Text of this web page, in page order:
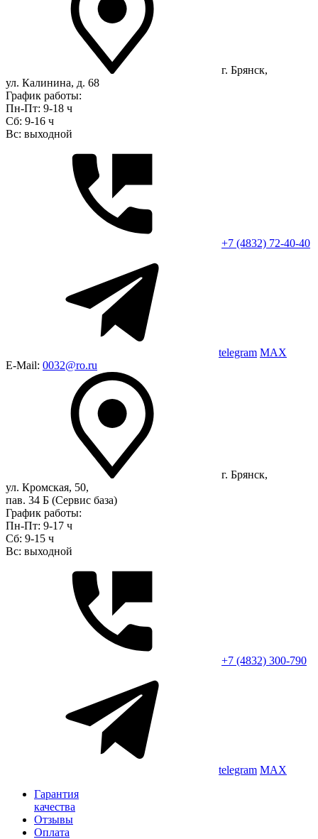
г. Брянск,
ул. Калинина, д. 68
График работы:
Пн-Пт: 9-18 ч
Сб: 9-16 ч
Вс: выходной
+7 (4832) 72-40-40
telegram MAX
E-Mail: 0032@ro.ru
г. Брянск,
ул. Кромская, 50,
пав. 34 Б (Сервис база)
График работы:
Пн-Пт: 9-17 ч
Сб: 9-15 ч
Вс: выходной
+7 (4832) 300-790
telegram MAX
Гарантия
качества
Отзывы
Оплата